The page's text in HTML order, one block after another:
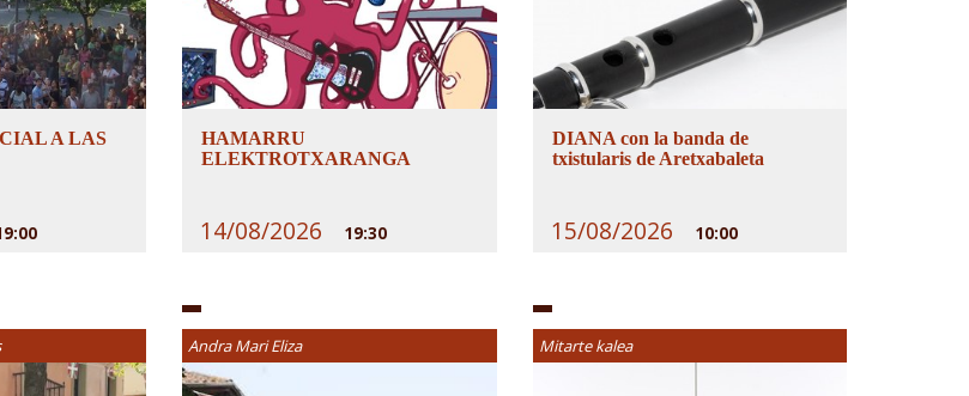
A LAS
HAMARRU
ELEKTROTXARANGA
14/08/2026 19:30
DIANA con la banda de
txistularis de Aretxabaleta
15/08/2026 10:00
Andra Mari Eliza Mitarte kalea